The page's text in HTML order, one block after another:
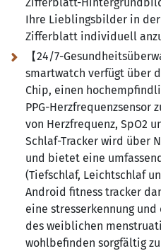
Ihre Lieblingsbilder in
Zifferblatt individuell
【24/7-
smartwatch verfügt über
Chip, einen
PPG-Herzfrequenzsensor
von Herzfrequenz, SpO2
Schlaf-Tracker wird über
und bietet eine
(Tiefschlaf, Leichtschlaf
Android fitness tracker
eine stresserkennung
des weiblichen
wohlbefinden sorgfältig